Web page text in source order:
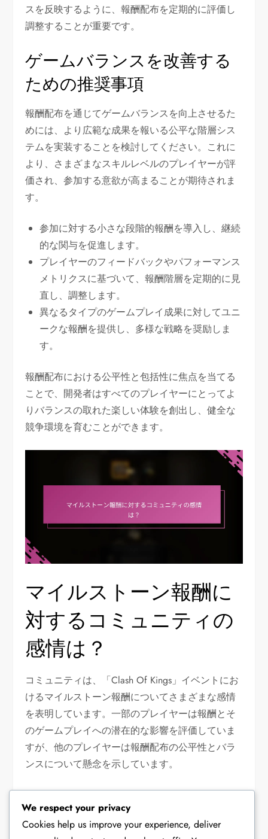
スを反映するように、報酬配布を定期的に評価し
調整することが重要です。
ゲームバランスを改善する
ための推奨事項
報酬配布を通じてゲームバランスを向上させるた
めには、より広範な成果を報いる公平な階層シス
テムを実装することを検討してください。これに
より、さまざまなスキルレベルのプレイヤーが評
価され、参加する意欲が高まることが期待されま
す。
参加に対する小さな段階的報酬を導入し、継続
的な関与を促進します。
プレイヤーのフィードバックやパフォーマンス
メトリクスに基づいて、報酬階層を定期的に見
直し、調整します。
異なるタイプのゲームプレイ成果に対してユニ
ークな報酬を提供し、多様な戦略を奨励しま
す。
報酬配布における公平性と包括性に焦点を当てる
ことで、開発者はすべてのプレイヤーにとってよ
りバランスの取れた楽しい体験を創出し、健全な
競争環境を育むことができます。
マイルストーン報酬に
対するコミュニティの
感情は？
コミュニティは、「Clash Of Kings」イベントにお
けるマイルストーン報酬についてさまざまな感情
を表明しています。一部のプレイヤーは報酬とそ
のゲームプレイへの潜在的な影響を評価していま
すが、他のプレイヤーは報酬配布の公平性とバラ
ンスについて懸念を示しています。
コミュニティのフィードバ
ック
We respect your privacy
Cookies help us improve your experience, deliver